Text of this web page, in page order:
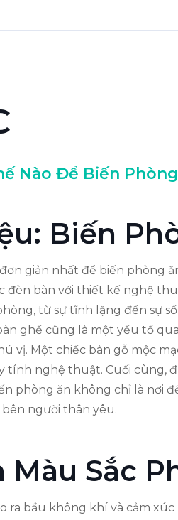
Nào Để Biến
Biến
giản nhất để biến phòng
đèn bàn với thiết kế nghệ
từ sự tĩnh lặng đến sự
ghế cũng là một yếu tố
vị. Một chiếc bàn gỗ mộc
tính nghệ thuật. Cuối cùng,
phòng ăn không chỉ là nơi
người thân yêu.
Màu Sắc
ra bầu không khí và cảm